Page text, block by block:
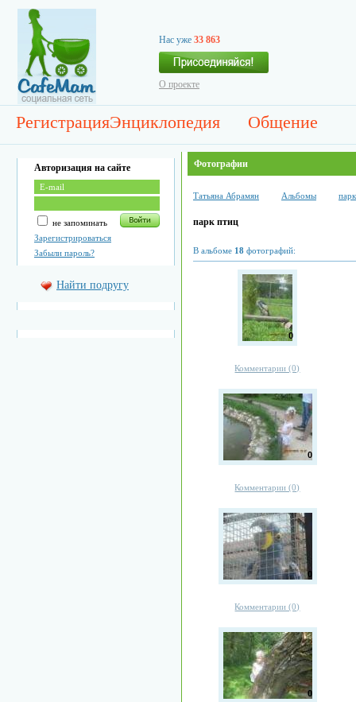
Нас уже 33 863
О проекте
РегистрацияЭнциклопедия Общение
Авторизация на сайте
не запоминать
Зарегистрироваться
Забыли пароль?
Найти подругу
Фотографии
Татьяна Абрамян Альбомы
парк птиц
В альбоме 18 фотографий:
0
Комментарии (0)
0
Комментарии (0)
0
Комментарии (0)
0